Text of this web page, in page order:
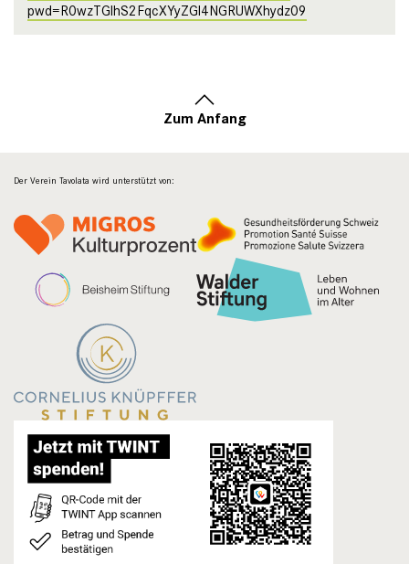
pwd=R0wzTGlhS2FqcXYyZGl4NGRUWXhydz09
Zum Anfang
Der Verein Tavolata wird unterstützt von: